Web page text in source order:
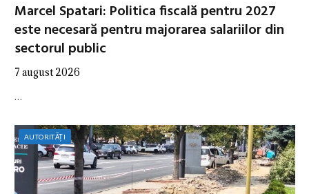
Marcel Spatari: Politica fiscală pentru 2027
este necesară pentru majorarea salariilor din
sectorul public
7 august 2026
…
AUTORITĂȚI